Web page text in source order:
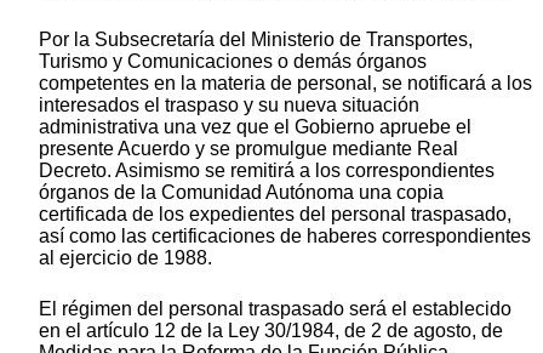
Por la Subsecretaría del Ministerio de Transportes,
Turismo y Comunicaciones o demás órganos
competentes en la materia de personal, se notificará a los
interesados el traspaso y su nueva situación
administrativa una vez que el Gobierno apruebe el
presente Acuerdo y se promulgue mediante Real
Decreto. Asimismo se remitirá a los correspondientes
órganos de la Comunidad Autónoma una copia
certificada de los expedientes del personal traspasado,
así como las certificaciones de haberes correspondientes
al ejercicio de 1988.
El régimen del personal traspasado será el establecido
en el artículo 12 de la Ley 30/1984, de 2 de agosto, de